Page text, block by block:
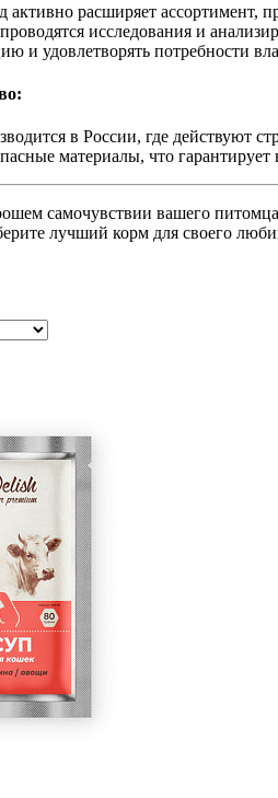
расширяет ассортимент,
исследования и
и удовлетворять потребности
в России, где действуют
материалы, что
самочувствии вашего
лучший корм для своего